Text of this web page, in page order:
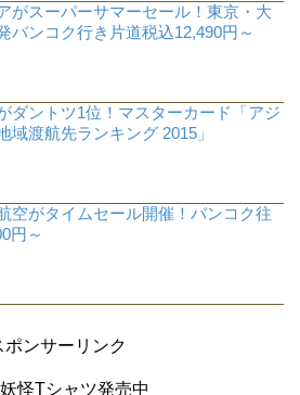
がスーパーサマーセール！東京・大
バンコク行き片道税込12,490円～
ダントツ1位！マスターカード「アジ
域渡航先ランキング 2015」
空がタイムセール開催！バンコク往
円～
ポンサーリンク
怪Tシャツ発売中